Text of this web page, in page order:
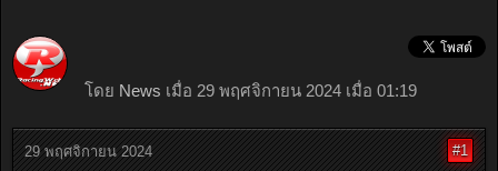
โดย News เมื่อ 29 พฤศจิกายน 2024 เมื่อ 01:19
29 พฤศจิกายน 2024 #1